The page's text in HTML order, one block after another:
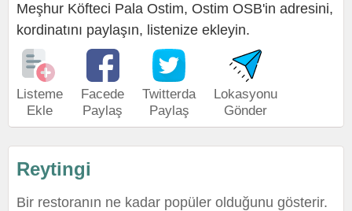
Meşhur Köfteci Pala Ostim, Ostim OSB'in adresini,
kordinatını paylaşın, listenize ekleyin.
Listeme
Ekle
Facede
Paylaş
Twitterda
Paylaş
Lokasyonu
Gönder
Reytingi
Bir restoranın ne kadar popüler olduğunu gösterir.